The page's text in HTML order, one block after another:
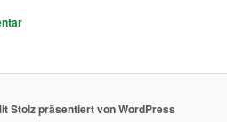
Stolz präsentiert von WordPress